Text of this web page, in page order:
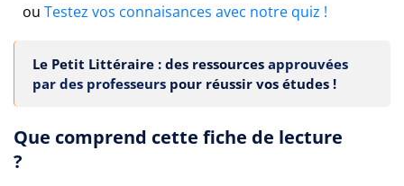
ou Testez vos connaisances avec notre quiz !
Le Petit Littéraire : des ressources approuvées
par des professeurs pour réussir vos études !
Que comprend cette fiche de lecture
?